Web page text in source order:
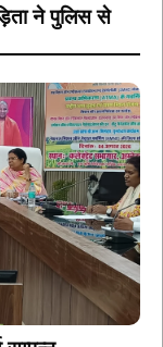
ने पुलिस से